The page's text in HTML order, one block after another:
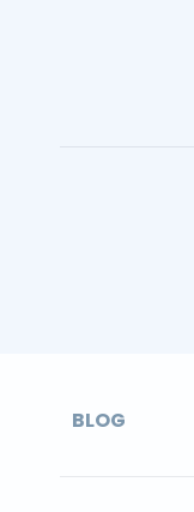
BLOG